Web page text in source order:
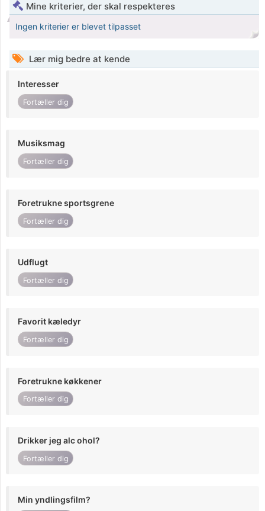
Mine kriterier, der skal respekteres
Ingen kriterier er blevet tilpasset
Lær mig bedre at kende
Interesser
Fortæller dig
Musiksmag
Fortæller dig
Foretrukne sportsgrene
Fortæller dig
Udflugt
Fortæller dig
Favorit kæledyr
Fortæller dig
Foretrukne køkkener
Fortæller dig
Drikker jeg alc ohol?
Fortæller dig
Min yndlingsfilm?